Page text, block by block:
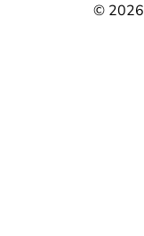
© 2026